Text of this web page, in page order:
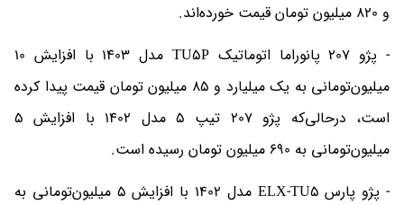
و 820 میلیون تومان قیمت خورده‌اند.
- پژو 207 پانوراما اتوماتیک TU5P مدل 1403 با افزایش 10
میلیون‌تومانی به یک میلیارد و 85 میلیون تومان قیمت پیدا کرده
است، درحالی‌که پژو 207 تیپ 5 مدل 1402 با افزایش 5
میلیون‌تومانی به 690 میلیون تومان رسیده است.
- پژو پارس ELX-TU5 مدل 1402 با افزایش 5 میلیون‌تومانی به